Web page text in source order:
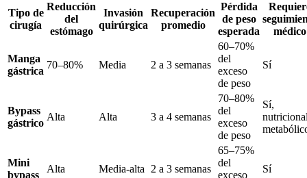
Tipo de
cirugía
Reducción
del
estómago
Invasión
quirúrgica
Recuperación
promedio
Pérdida
de peso
esperada
médico
Manga
gástrica
70–80% Media 2 a 3 semanas
60–70%
del
exceso
de peso
Sí
Bypass
gástrico
Alta Alta 3 a 4 semanas
70–80%
del
exceso
de peso
Sí,
Mini
bypass
Alta Media-alta 2 a 3 semanas
65–75%
del
exceso
Sí